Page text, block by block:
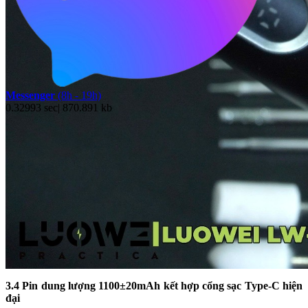
3.4 Pin dung lượng 1100±20mAh kết hợp cổng sạc Type-C hiện
đại
Messenger (8h - 19h)
0.32993 sec| 870.891 kb